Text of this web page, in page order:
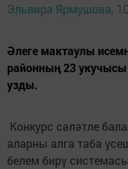
Эльвира Ярмушова,
Әлеге мактаулы
районның 23 укучысы
узды.
Конкурс сәләтле
аларны алга таба
белем бирү